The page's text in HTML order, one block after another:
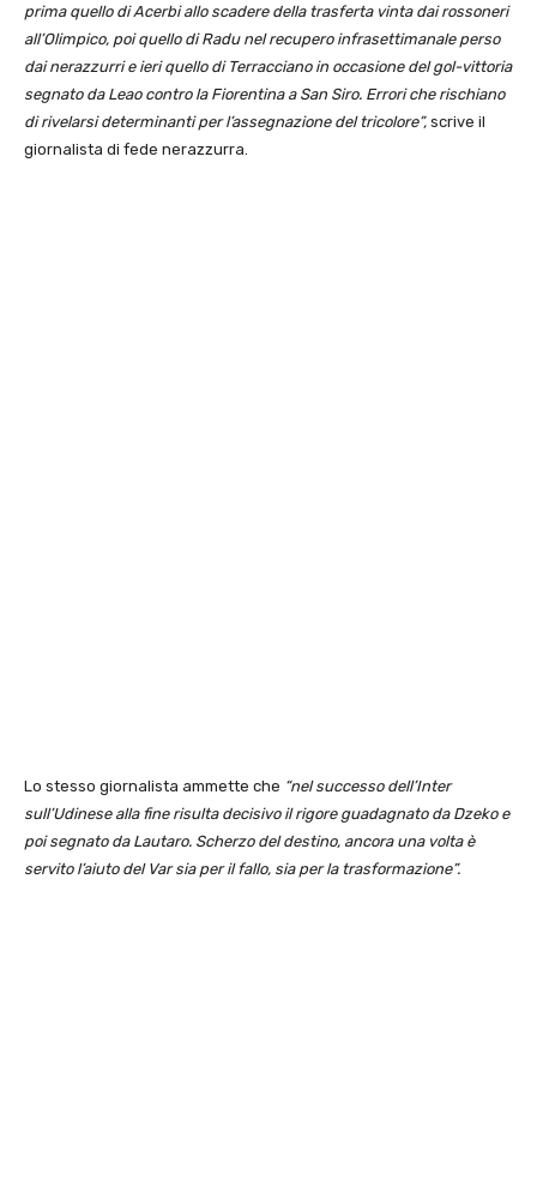
prima quello di Acerbi allo scadere della trasferta vinta dai rossoneri
all’Olimpico, poi quello di Radu nel recupero infrasettimanale perso
dai nerazzurri e ieri quello di Terracciano in occasione del gol-vittoria
segnato da Leao contro la Fiorentina a San Siro. Errori che rischiano
di rivelarsi determinanti per l’assegnazione del tricolore”, scrive il
giornalista di fede nerazzurra.
Lo stesso giornalista ammette che “nel successo dell’Inter
sull’Udinese alla fine risulta decisivo il rigore guadagnato da Dzeko e
poi segnato da Lautaro. Scherzo del destino, ancora una volta è
servito l’aiuto del Var sia per il fallo, sia per la trasformazione”.